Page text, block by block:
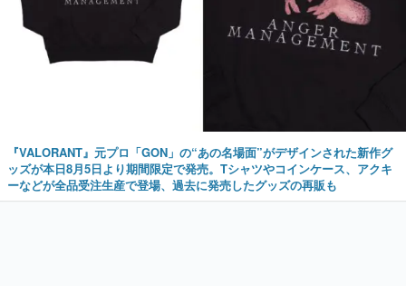
『VALORANT』元プロ「GON」の“あの名場面”がデザインされた新作グ
ッズが本日8月5日より期間限定で発売。Tシャツやコインケース、アクキ
ーなどが全品受注生産で登場、過去に発売したグッズの再販も